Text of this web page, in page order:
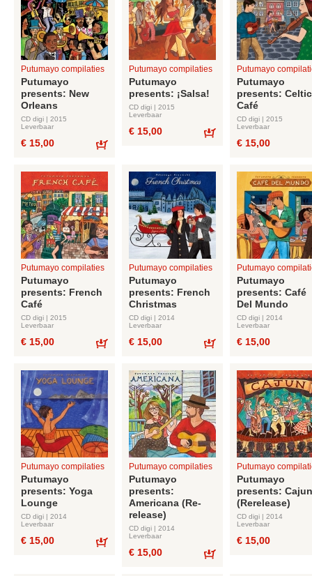
Putumayo compilaties
Putumayo
presents: New
Orleans
CD digi | 2015
Leverbaar
€ 15,00
Putumayo compilaties
Putumayo
presents: ¡Salsa!
CD digi | 2015
Leverbaar
€ 15,00
Putumayo
Putumayo
presents: Celtic
Café
CD digi | 2015
Leverbaar
€ 15,00
Putumayo compilaties
Putumayo
presents: French
Café
CD digi | 2015
Leverbaar
€ 15,00
Putumayo compilaties
Putumayo
presents: French
Christmas
CD digi | 2014
Leverbaar
€ 15,00
Putumayo
Putumayo
presents: Café
Del Mundo
CD digi | 2014
Leverbaar
€ 15,00
Putumayo compilaties
Putumayo
presents: Yoga
Lounge
CD digi | 2014
Leverbaar
€ 15,00
Putumayo compilaties
Putumayo
presents:
Americana (Re-
release)
CD digi | 2014
Leverbaar
€ 15,00
Putumayo
Putumayo
presents: Cajun
(Rerelease)
CD digi | 2014
Leverbaar
€ 15,00